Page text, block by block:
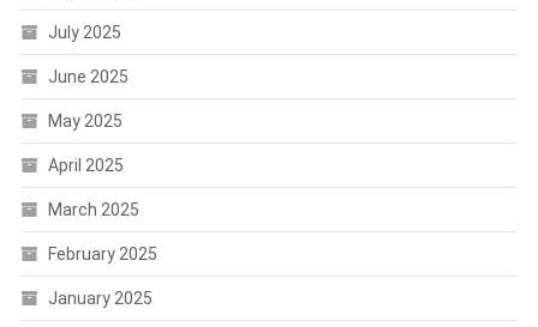
July 2025
June 2025
May 2025
April 2025
March 2025
February 2025
January 2025